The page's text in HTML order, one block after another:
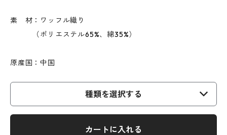
素 材：ワッフル織り
（ポリエステル65%、綿35%）
原産国：中国
種類を選択する
カートに入れる